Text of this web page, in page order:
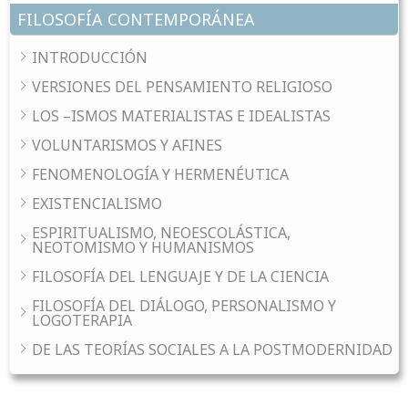
FILOSOFÍA CONTEMPORÁNEA
INTRODUCCIÓN
VERSIONES DEL PENSAMIENTO RELIGIOSO
LOS –ISMOS MATERIALISTAS E IDEALISTAS
VOLUNTARISMOS Y AFINES
FENOMENOLOGÍA Y HERMENÉUTICA
EXISTENCIALISMO
ESPIRITUALISMO, NEOESCOLÁSTICA,
NEOTOMISMO Y HUMANISMOS
FILOSOFÍA DEL LENGUAJE Y DE LA CIENCIA
FILOSOFÍA DEL DIÁLOGO, PERSONALISMO Y
LOGOTERAPIA
DE LAS TEORÍAS SOCIALES A LA POSTMODERNIDAD